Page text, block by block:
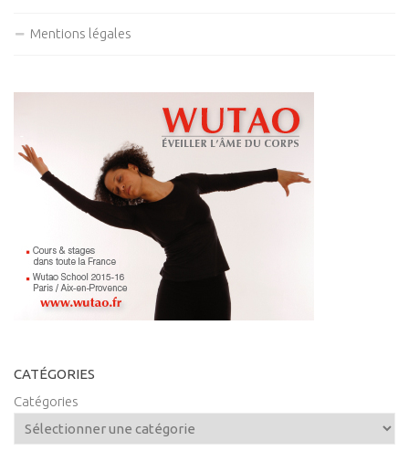
Mentions légales
CATÉGORIES
Catégories